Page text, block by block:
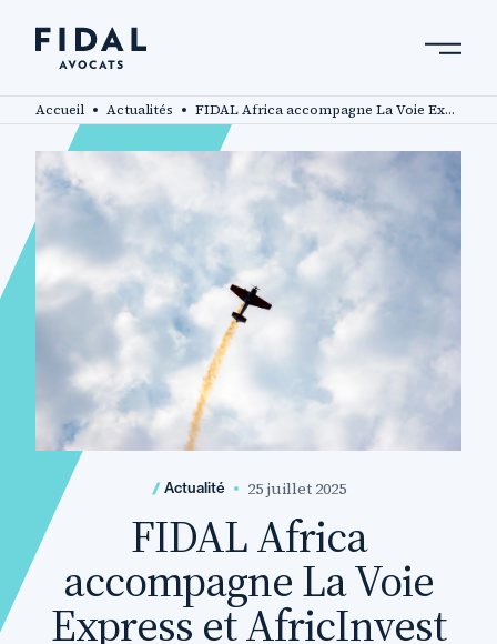
contenu
principal
Accueil Actualités FIDAL Africa accompagne La Voie Express et AfricInvest dans une opération stratégique de fusion-acquisition au Maroc.
Actualité 25 juillet 2025
FIDAL Africa
accompagne La Voie
Express et AfricInvest